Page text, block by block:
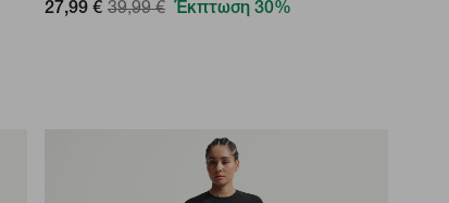
27,99 € 39,99 € Έκπτωση 30%